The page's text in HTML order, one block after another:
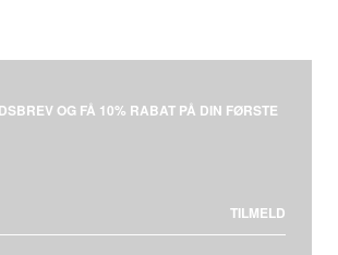
OG FÅ 10% RABAT PÅ DIN FØRSTE
TILMELD